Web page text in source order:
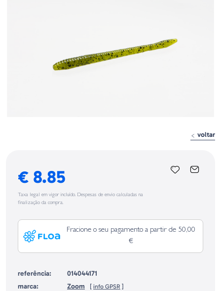
voltar
€ 8.85
Taxa legal em vigor incluído. Despesas de envio calculadas na
finalização da compra.
Fracione o seu pagamento a partir de 50,00
€
referência:
014044171
marca:
Zoom [ info GPSR ]